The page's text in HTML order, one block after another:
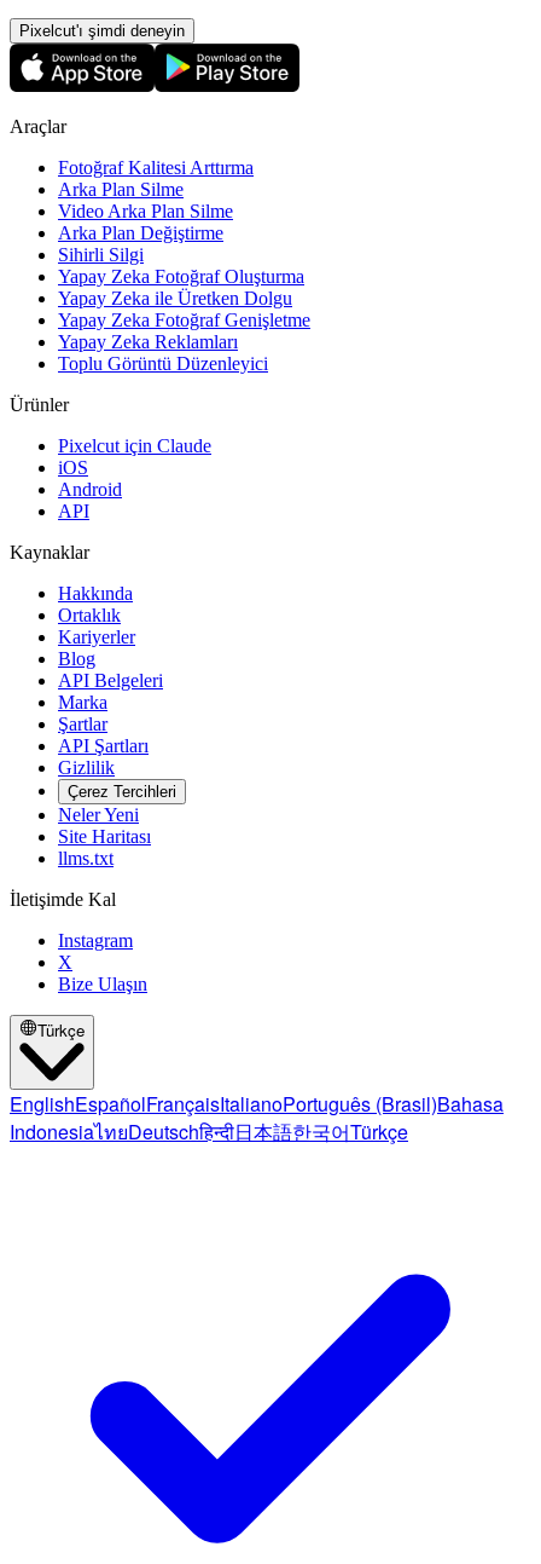
Pixelcut'ı şimdi deneyin
Araçlar
Fotoğraf Kalitesi Arttırma
Arka Plan Silme
Video Arka Plan Silme
Arka Plan Değiştirme
Sihirli Silgi
Yapay Zeka Fotoğraf Oluşturma
Yapay Zeka ile Üretken Dolgu
Yapay Zeka Fotoğraf Genişletme
Yapay Zeka Reklamları
Toplu Görüntü Düzenleyici
Ürünler
Pixelcut için Claude
iOS
Android
API
Kaynaklar
Hakkında
Ortaklık
Kariyerler
Blog
API Belgeleri
Marka
Şartlar
API Şartları
Gizlilik
Çerez Tercihleri
Neler Yeni
Site Haritası
llms.txt
İletişimde Kal
Instagram
X
Bize Ulaşın
Türkçe
EnglishEspañolFrançaisItalianoPortuguês (Brasil)Bahasa
IndonesiaไทยDeutschहिन्दी日本語한국어Türkçe